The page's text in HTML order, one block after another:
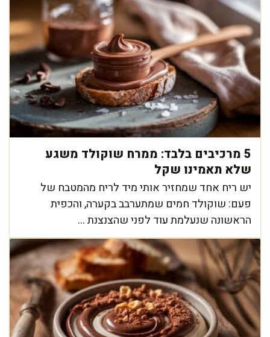
5 מרכיבים בלבד: ממרח שוקולד משגע
שלא תאמינו שקל
יש ריח אחד שמחזיר אותי מיד לריח מהמטבח של
פעם: שוקולד חמים שמתערבב בקערה, והכפית
הראשונה שנעלמת עוד לפני שהצנצנת ...